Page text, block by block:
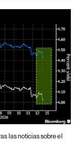
las noticias sobre el